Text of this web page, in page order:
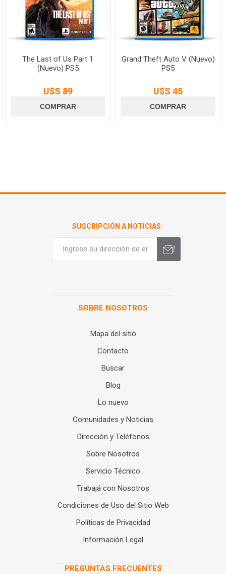
The Last of Us Part 1
(Nuevo) PS5
U$S 89
Grand Theft Auto V (Nuevo)
PS5
U$S 45
SUSCRIPCIÓN A NOTICIAS
SOBRE NOSOTROS
Mapa del sitio
Contacto
Buscar
Blog
Lo nuevo
Comunidades y Noticias
Dirección y Teléfonos
Sobre Nosotros
Servicio Técnico
Trabajá con Nosotros
Condiciones de Uso del Sitio Web
Políticas de Privacidad
Información Legal
PREGUNTAS FRECUENTES